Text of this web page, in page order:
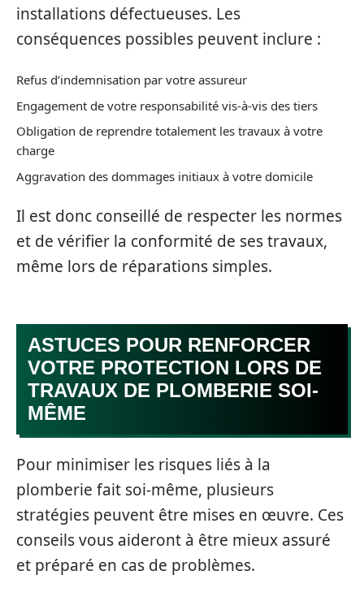
installations défectueuses. Les
conséquences possibles peuvent inclure :
Refus d’indemnisation par votre assureur
Engagement de votre responsabilité vis-à-vis des tiers
Obligation de reprendre totalement les travaux à votre
charge
Aggravation des dommages initiaux à votre domicile
Il est donc conseillé de respecter les normes
et de vérifier la conformité de ses travaux,
même lors de réparations simples.
ASTUCES POUR RENFORCER
VOTRE PROTECTION LORS DE
TRAVAUX DE PLOMBERIE SOI-
MÊME
Pour minimiser les risques liés à la
plomberie fait soi-même, plusieurs
stratégies peuvent être mises en œuvre. Ces
conseils vous aideront à être mieux assuré
et préparé en cas de problèmes.